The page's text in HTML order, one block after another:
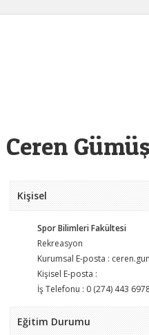
Ceren
Kişisel
Spor Bilimleri Fakültesi
Rekreasyon
Kurumsal E-posta :
Kişisel E-posta :
İş Telefonu : 0 (274) 443
Eğitim Durumu